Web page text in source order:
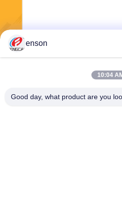
enson
10:04
Good day, what product are you